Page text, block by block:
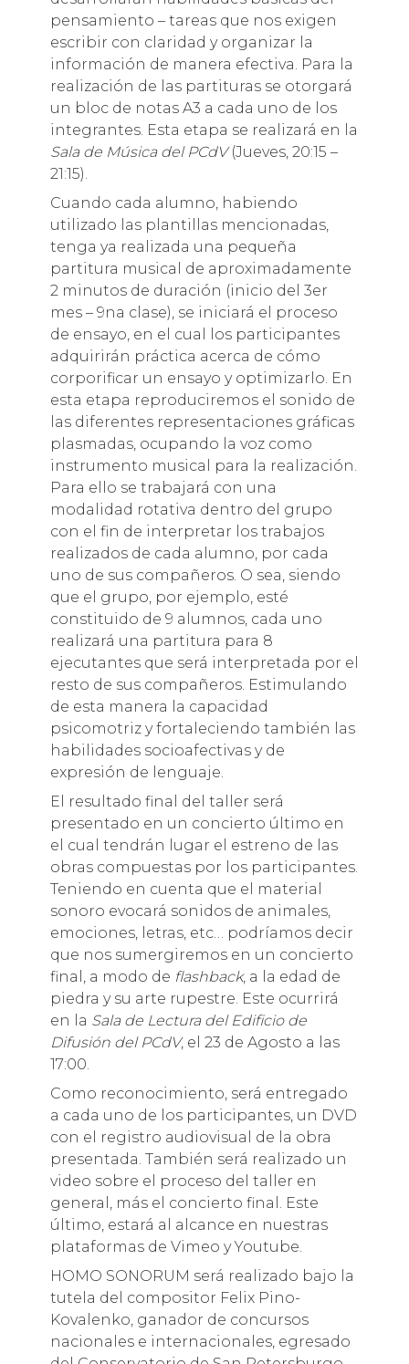
pensamiento – tareas que nos exigen
escribir con claridad y organizar la
información de manera efectiva. Para la
realización de las partituras se otorgará
un bloc de notas A3 a cada uno de los
integrantes. Esta etapa se realizará en la
Sala de Música del PCdV(Jueves, 20:15 –
21:15).
Cuando cada alumno, habiendo
utilizado las plantillas mencionadas,
tenga ya realizada una pequeña
partitura musical de aproximadamente
2 minutos de duración (inicio del 3er
mes – 9na clase), se iniciará el proceso
de ensayo, en el cual los participantes
adquirirán práctica acerca de cómo
corporificar un ensayo y optimizarlo. En
esta etapa reproduciremos el sonido de
las diferentes representaciones gráficas
plasmadas, ocupando la voz como
instrumento musical para la realización.
Para ello se trabajará con una
modalidad rotativa dentro del grupo
con el fin de interpretar los trabajos
realizados de cada alumno, por cada
uno de sus compañeros. O sea, siendo
que el grupo, por ejemplo, esté
constituido de 9 alumnos, cada uno
realizará una partitura para 8
ejecutantes que será interpretada por el
resto de sus compañeros. Estimulando
de esta manera la capacidad
psicomotriz y fortaleciendo también las
habilidades socioafectivas y de
expresión de lenguaje.
El resultado final del taller será
presentado en un concierto último en
el cual tendrán lugar el estreno de las
obras compuestas por los participantes.
Teniendo en cuenta que el material
sonoro evocará sonidos de animales,
emociones, letras, etc… podríamos decir
que nos sumergiremos en un concierto
final, a modo de flashback, a la edad de
piedra y su arte rupestre. Este ocurrirá
en la Sala de Lectura del Edificio de
Difusión del PCdV, el 23 de Agosto a las
17:00.
Como reconocimiento, será entregado
a cada uno de los participantes, un DVD
con el registro audiovisual de la obra
presentada. También será realizado un
video sobre el proceso del taller en
general, más el concierto final. Este
último, estará al alcance en nuestras
plataformas de Vimeo y Youtube.
HOMO SONORUM será realizado bajo la
tutela del compositor Felix Pino-
Kovalenko, ganador de concursos
nacionales e internacionales, egresado